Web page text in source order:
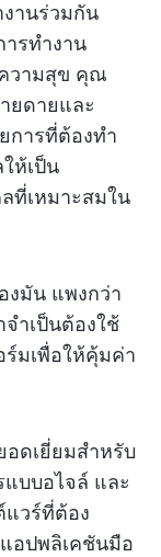
านร่วมกัน
รทำงาน
วามสุข คุณ
ยดายและ
การที่ต้องทำ
ห้เป็น
ที่เหมาะสมใน
งมัน แพงกว่า
ำเป็นต้องใช้
มเพื่อให้คุ้มค่า
อดเยี่ยมสำหรับ
บบอไจล์ และ
วร์ที่ต้อง
อปพลิเคชันมือ